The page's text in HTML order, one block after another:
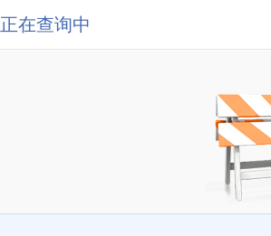
正在查询中